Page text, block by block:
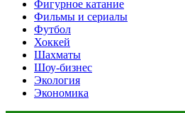
Фигурное катание
Фильмы и сериалы
Футбол
Хоккей
Шахматы
Шоу-бизнес
Экология
Экономика